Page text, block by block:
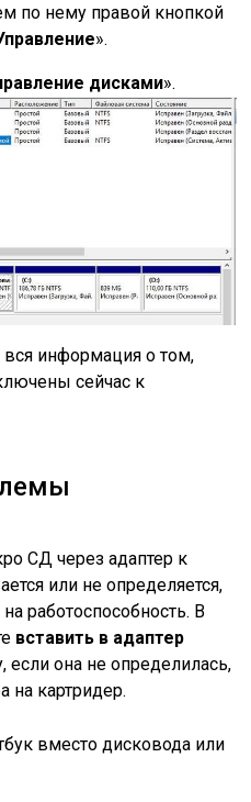
по нему правой кнопкой
».
дисками».
информация о том,
сейчас к
СД через адаптер к
или не определяется,
работоспособность. В
вставить в адаптер
она не определилась,
на картридер.
вместо дисковода или